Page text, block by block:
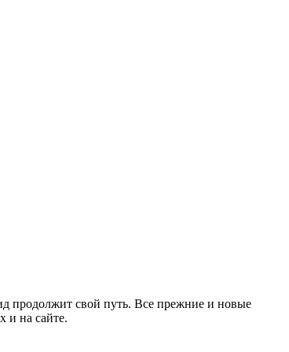
продолжит свой путь. Все прежние и новые
и на сайте.